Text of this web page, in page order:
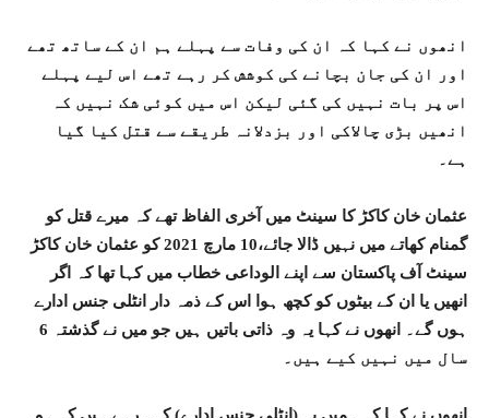
انھوں نے کہا کہ ان کی وفات سے پہلے ہم ان کے ساتھ تھے
اور ان کی جان بچانے کی کوشش کر رہے تھے اس لیے پہلے
اس پر بات نہیں کی گئی لیکن اس میں کوئی شک نہیں کہ
انھیں بڑی چالاکی اور بزدلانہ طریقے سے قتل کیا گیا
ہے۔
عثمان خان کاکڑ کا سینٹ میں آخری الفاظ تھے کہ میرے قتل کو
گمنام کھاتے میں نہیں ڈالا جائے،10 مارچ 2021 کو عثمان خان کاکڑ
سینٹ آف پاکستان سے اپنے الوداعی خطاب میں کہا تھا کہ اگر
انھیں یا ان کے بیٹوں کو کچھ ہوا اس کے ذمہ دار انٹلی جنس ادارے
ہوں گے۔ انھوں نے کہا یہ وہ ذاتی باتیں ہیں جو میں نے گذشتہ 6
سال میں نہیں کیے ہیں۔